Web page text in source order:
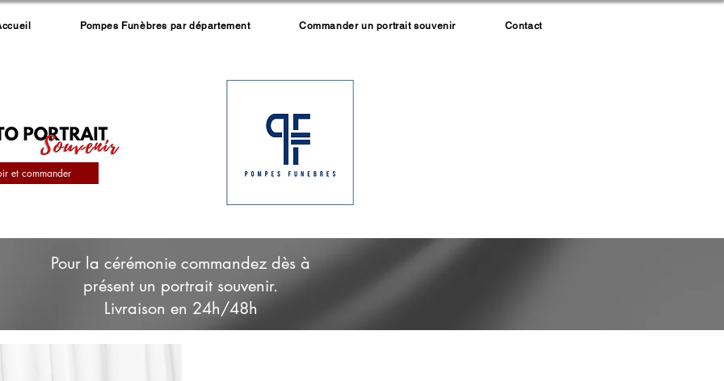
Pompes Funèbres par département Commander un portrait souvenir Contact
et commander
Pour la cérémonie commandez dès à
présent un portrait souvenir.
Livraison en 24h/48h